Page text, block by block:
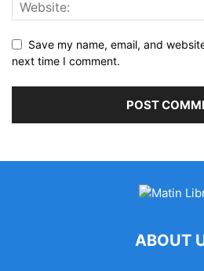
Save my name, email, and
next time I comment.
ABOUT